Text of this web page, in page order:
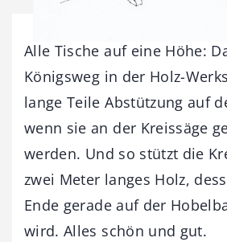
Alle Tische auf eine Höhe:
Königsweg in der Holz-
lange Teile Abstützung auf
wenn sie an der Kreissäge
werden. Und so stützt die
zwei Meter langes Holz,
Ende gerade auf der
wird. Alles schön und gut.